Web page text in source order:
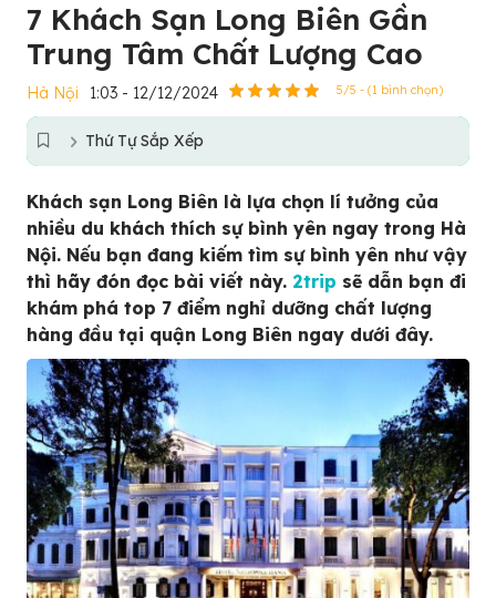
7 Khách Sạn Long Biên Gần
Trung Tâm Chất Lượng Cao
Hà Nội 1:03 - 12/12/2024 5/5 - (1 bình chọn)
Thứ Tự Sắp Xếp
Khách sạn Long Biên là lựa chọn lí tưởng của
nhiều du khách thích sự bình yên ngay trong Hà
Nội. Nếu bạn đang kiếm tìm sự bình yên như vậy
thì hãy đón đọc bài viết này. 2trip sẽ dẫn bạn đi
khám phá top 7 điểm nghỉ dưỡng chất lượng
hàng đầu tại quận Long Biên ngay dưới đây.